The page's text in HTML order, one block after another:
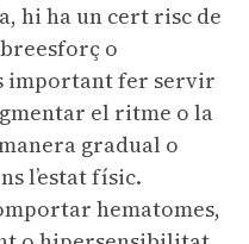
hi ha un cert risc de
o
important fer servir
el ritme o la
gradual o
l’estat físic.
hematomes,